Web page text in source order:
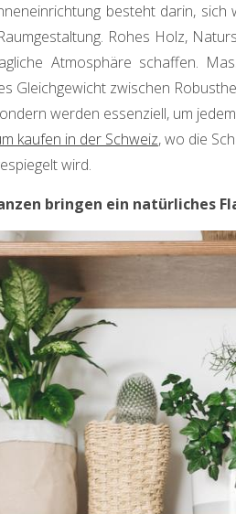
besteht darin,
Rohes Holz,
Atmosphäre schaffen.
Gleichgewicht zwischen
werden essenziell, um
kaufen in der Schweiz, wo die
wird.
bringen ein natürliches